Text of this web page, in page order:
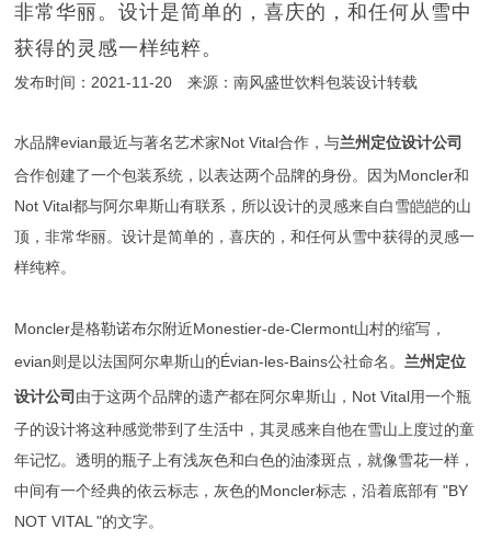
非常华丽。设计是简单的，喜庆的，和任何从雪中
获得的灵感一样纯粹。
发布时间：2021-11-20 来源：南风盛世饮料包装设计转载
水品牌evian最近与著名艺术家Not Vital合作，与兰州定位设计公司
合作创建了一个包装系统，以表达两个品牌的身份。因为Moncler和
Not Vital都与阿尔卑斯山有联系，所以设计的灵感来自白雪皑皑的山
顶，非常华丽。设计是简单的，喜庆的，和任何从雪中获得的灵感一
样纯粹。
Moncler是格勒诺布尔附近Monestier-de-Clermont山村的缩写，
evian则是以法国阿尔卑斯山的Évian-les-Bains公社命名。 兰州定位
设计公司 由于这两个品牌的遗产都在阿尔卑斯山，Not Vital用一个瓶
子的设计将这种感觉带到了生活中，其灵感来自他在雪山上度过的童
年记忆。透明的瓶子上有浅灰色和白色的油漆斑点，就像雪花一样，
中间有一个经典的依云标志，灰色的Moncler标志，沿着底部有 "BY
NOT VITAL "的文字。